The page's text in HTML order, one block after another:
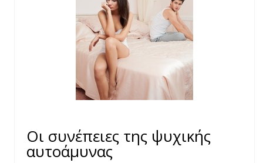
Οι συνέπειες της ψυχικής
αυτοάμυνας